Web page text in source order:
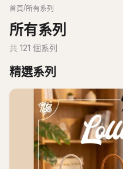
首頁/所有系列
所有系列
共 121 個系列
精選系列